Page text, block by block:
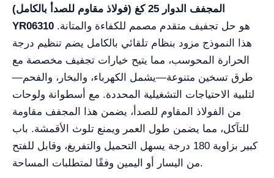
المجفف الدوار 25 كغ (فولاذ مقاوم للصدأ بالكامل)
YR06310
هذا النموذج مزود بنظام تلقائي بالكامل يضم تنظيم درجة
الحرارة المحوسب، مما يتيح خيارات تجفيف مخصصة مع
طرق تسخين متنوعة—يشمل الكهرباء، والبخار، والفحم—
لتلبية الاحتياجات التشغيلية المحددة. مع أسطوانة ولوحات
من الفولاذ المقاوم للصدأ، يضمن هذا المجفف مقاومة
للتآكل، مما يضمن طول العمر ويمنع تلوث الأقمشة. باب
كبير بزاوية 180 درجة يسهل التحميل والتفريغ، وقابل للفتح
من اليسار أو اليمين وفقًا لمتطلبات المساحة.